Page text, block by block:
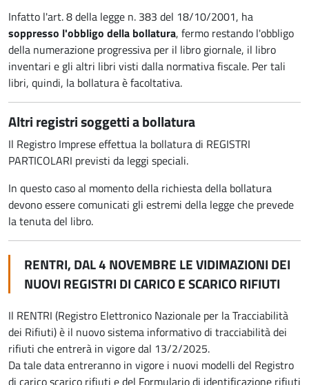
Infatto l'art. 8 della legge n. 383 del 18/10/2001, ha
soppresso l'obbligo della bollatura, fermo restando l'obbligo
della numerazione progressiva per il libro giornale, il libro
inventari e gli altri libri visti dalla normativa fiscale. Per tali
libri, quindi, la bollatura è facoltativa.
Altri registri soggetti a bollatura
Il Registro Imprese effettua la bollatura di REGISTRI
PARTICOLARI previsti da leggi speciali.
In questo caso al momento della richiesta della bollatura
devono essere comunicati gli estremi della legge che prevede
la tenuta del libro.
RENTRI, DAL 4 NOVEMBRE LE VIDIMAZIONI DEI
NUOVI REGISTRI DI CARICO E SCARICO RIFIUTI
Il RENTRI (Registro Elettronico Nazionale per la Tracciabilità
dei Rifiuti) è il nuovo sistema informativo di tracciabilità dei
rifiuti che entrerà in vigore dal 13/2/2025.
Da tale data entreranno in vigore i nuovi modelli del Registro
di carico scarico rifiuti e del Formulario di identificazione rifiuti